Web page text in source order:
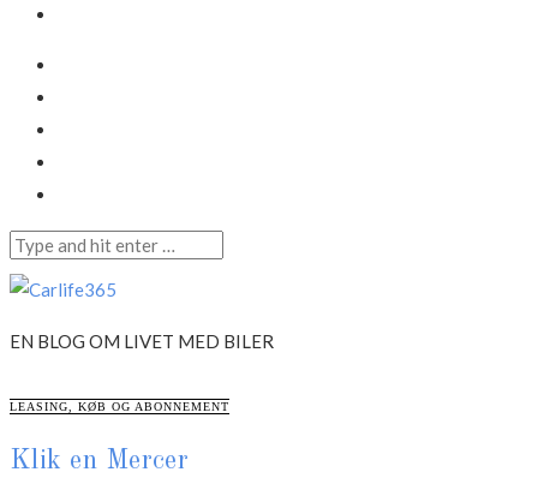
Search
for:
Skip
content
EN BLOG OM LIVET MED BILER
CATEGORIES
LEASING, KØB OG ABONNEMENT
Klik en Mercer